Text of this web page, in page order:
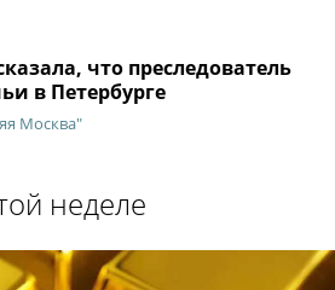
что преследователь
в Петербурге
Москва"
неделе